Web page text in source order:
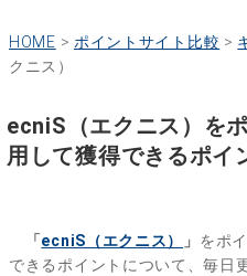
HOME > ポイントサイト比較 >
クニス）
ecniS（エクニス）を
用して獲得できるポイ
「 ecniS（エクニス） 」 をポ
できるポイントについて、毎日